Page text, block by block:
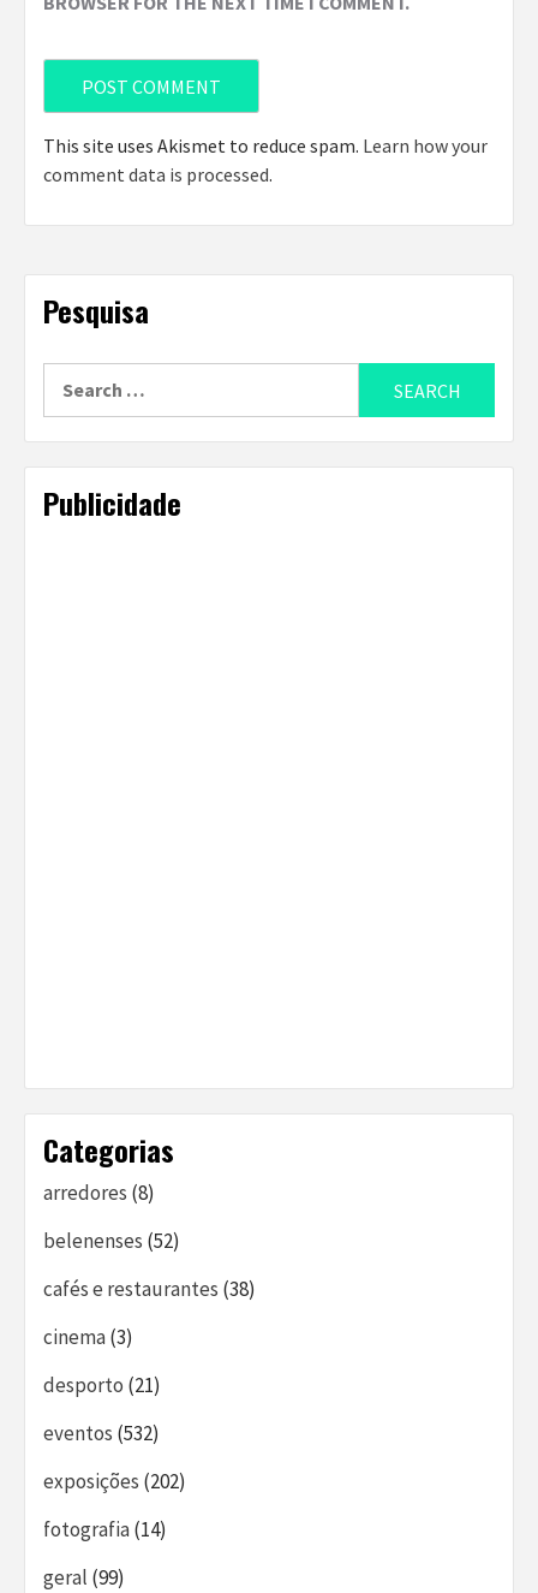
This site uses Akismet to reduce spam. Learn how your
comment data is processed.
Pesquisa
Publicidade
Categorias
arredores (8)
belenenses (52)
cafés e restaurantes (38)
cinema(3)
desporto (21)
eventos (532)
exposições (202)
fotografia(14)
geral (99)